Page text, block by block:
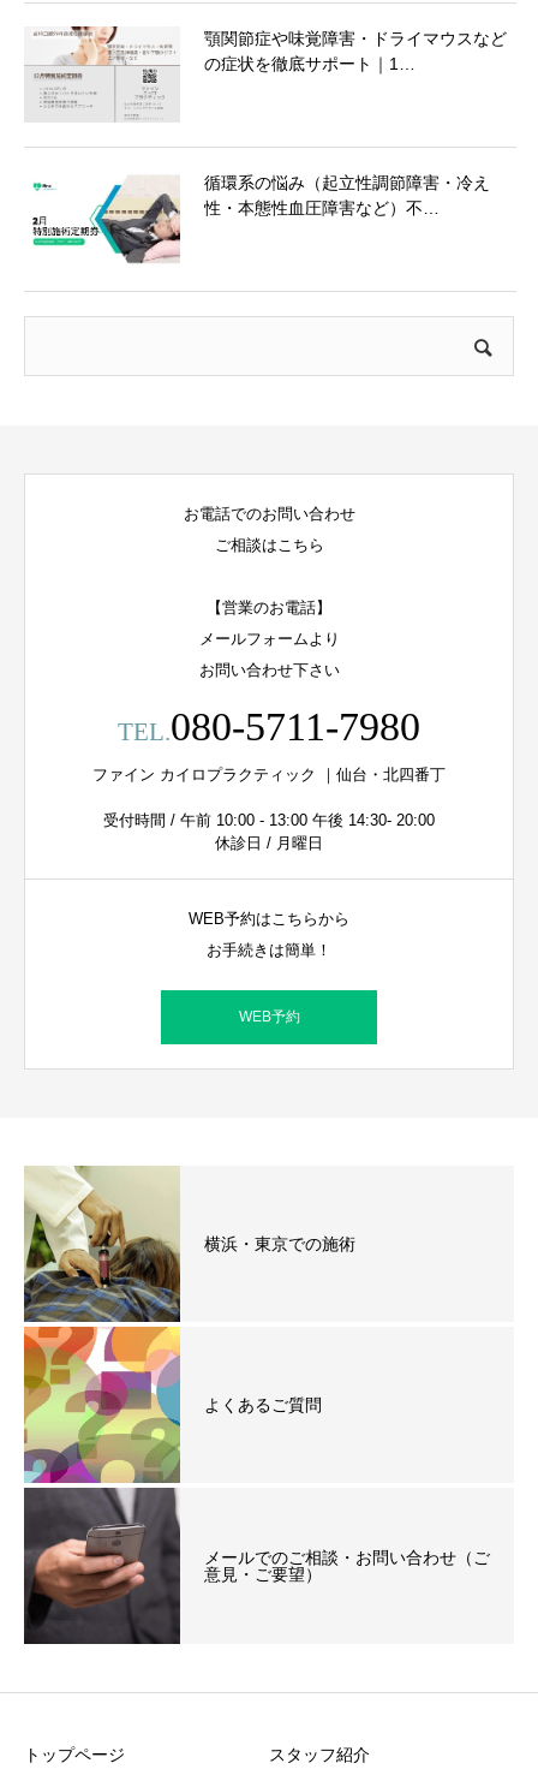
顎関節症や味覚障害・ドライマウスなど
の症状を徹底サポート｜1…
循環系の悩み（起立性調節障害・冷え
性・本態性血圧障害など）不…
お電話でのお問い合わせ
ご相談はこちら
【営業のお電話】
メールフォームより
お問い合わせ下さい
TEL.080-5711-7980
ファイン カイロプラクティック ｜仙台・北四番丁
受付時間 / 午前 10:00 - 13:00 午後 14:30- 20:00
休診日 / 月曜日
WEB予約はこちらから
お手続きは簡単！
WEB予約
横浜・東京での施術
よくあるご質問
メールでのご相談・お問い合わせ（ご
意見・ご要望）
トップページ スタッフ紹介